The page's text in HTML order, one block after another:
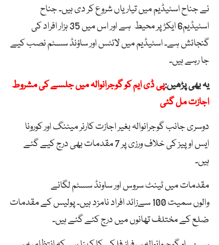
نے جناح اسٹیڈیم میں تیاریاں شروع کر دی ہیں۔ جناح
اسٹیڈیم6 ایکڑ پر محیط ہے اور اس میں 35 ہزار افراد کی
گنجائش ہے۔ اسٹیڈیم میں لائٹس اور ساؤنڈ سسٹم نصب کیے
جا رہے ہیں۔
یہ بھی پڑھیں:پی ڈی ایم کو گوجرانوالہ میں جلسے کی مشروط
اجازت مل گئی
دوسری جانب گوجرانوالہ بغیر اجازت کارنر میٹنگ اور کورونا
ایس او پیز کی خلاف ورزی پر 7 مقدمات بھی درج کیے گئے
ہیں۔
مقدمات میں ٹینٹ سروس اور ساونڈ سسٹم لگانے
والوں سمیت 100 سےزائد افراد نامزد ہیں۔ پولیس کے مقدمات
ضلع کے مختلف تھانوں میں درج کئے گئے ہیں۔